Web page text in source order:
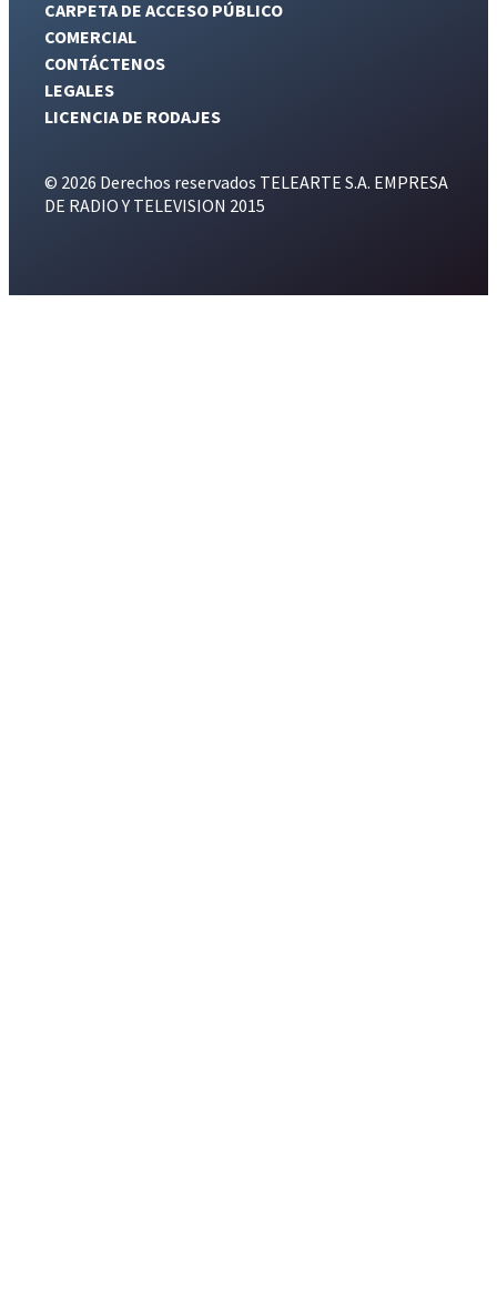
CARPETA DE ACCESO PÚBLICO
COMERCIAL
CONTÁCTENOS
LEGALES
LICENCIA DE RODAJES
© 2026 Derechos reservados TELEARTE S.A. EMPRESA
DE RADIO Y TELEVISION 2015